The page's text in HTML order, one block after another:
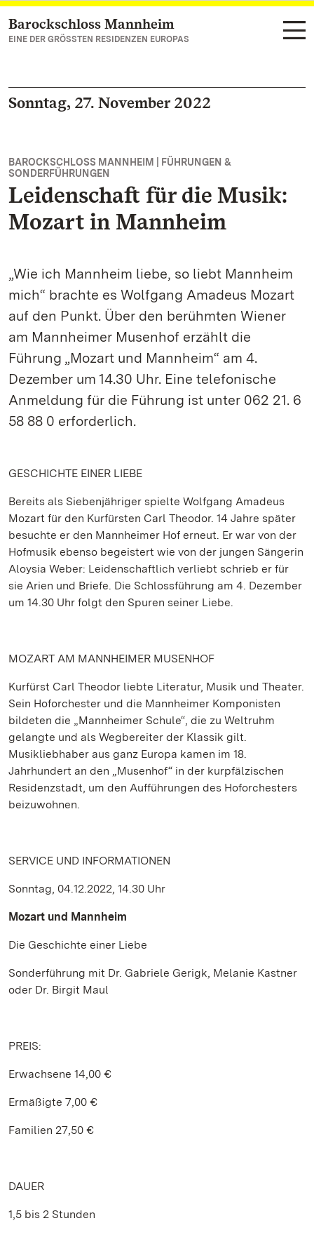
Zum Hauptinhalt springen
Barockschloss Mannheim
EINE DER GRÖSSTEN RESIDENZEN EUROPAS
Sonntag, 27. November 2022
BAROCKSCHLOSS MANNHEIM | FÜHRUNGEN &
SONDERFÜHRUNGEN
Leidenschaft für die Musik:
Mozart in Mannheim
„Wie ich Mannheim liebe, so liebt Mannheim
mich“ brachte es Wolfgang Amadeus Mozart
auf den Punkt. Über den berühmten Wiener
am Mannheimer Musenhof erzählt die
Führung „Mozart und Mannheim“ am 4.
Dezember um 14.30 Uhr. Eine telefonische
Anmeldung für die Führung ist unter 062 21. 6
58 88 0 erforderlich.
GESCHICHTE EINER LIEBE
Bereits als Siebenjähriger spielte Wolfgang Amadeus
Mozart für den Kurfürsten Carl Theodor. 14 Jahre später
besuchte er den Mannheimer Hof erneut. Er war von der
Hofmusik ebenso begeistert wie von der jungen Sängerin
Aloysia Weber: Leidenschaftlich verliebt schrieb er für
sie Arien und Briefe. Die Schlossführung am 4. Dezember
um 14.30 Uhr folgt den Spuren seiner Liebe.
MOZART AM MANNHEIMER MUSENHOF
Kurfürst Carl Theodor liebte Literatur, Musik und Theater.
Sein Hoforchester und die Mannheimer Komponisten
bildeten die „Mannheimer Schule“, die zu Weltruhm
gelangte und als Wegbereiter der Klassik gilt.
Musikliebhaber aus ganz Europa kamen im 18.
Jahrhundert an den „Musenhof“ in der kurpfälzischen
Residenzstadt, um den Aufführungen des Hoforchesters
beizuwohnen.
SERVICE UND INFORMATIONEN
Sonntag, 04.12.2022, 14.30 Uhr
Mozart und Mannheim
Die Geschichte einer Liebe
Sonderführung mit Dr. Gabriele Gerigk, Melanie Kastner
oder Dr. Birgit Maul
PREIS:
Erwachsene 14,00 €
Ermäßigte 7,00 €
Familien 27,50 €
DAUER
1,5 bis 2 Stunden